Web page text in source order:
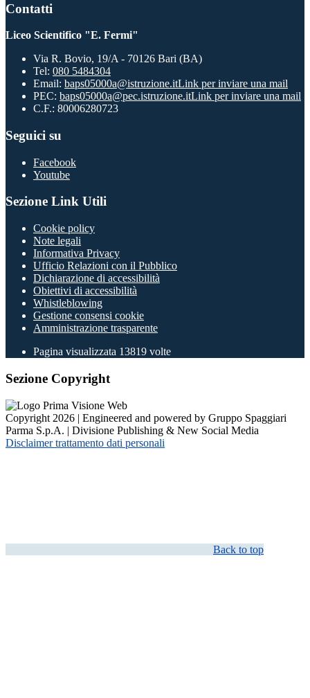
Contatti
Liceo Scientifico "E. Fermi"
Via R. Bovio, 19/A - 70126 Bari (BA)
Tel: 080 5484304
Email: baps05000a@istruzione.itLink per inviare una mail
PEC: baps05000a@pec.istruzione.itLink per inviare una mail
C.F.: 80006280723
Seguici su
Facebook
Youtube
Sezione Link Utili
Cookie policy
Note legali
Informativa Privacy
Ufficio Relazioni con il Pubblico
Dichiarazione di accessibilità
Obiettivi di accessibilità
Whistleblowing
Gestione consensi cookie
Amministrazione trasparente
Pagina visualizzata 13819 volte
Sezione Copyright
Copyright 2026 | Engineered and powered by Gruppo Spaggiari
Parma S.p.A. | Divisione Publishing & New Social Media
Disclaimer trattamento dati personali
Back to top